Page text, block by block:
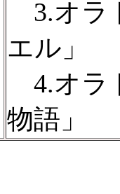
3.オラ
エル」
4.オラ
物語」